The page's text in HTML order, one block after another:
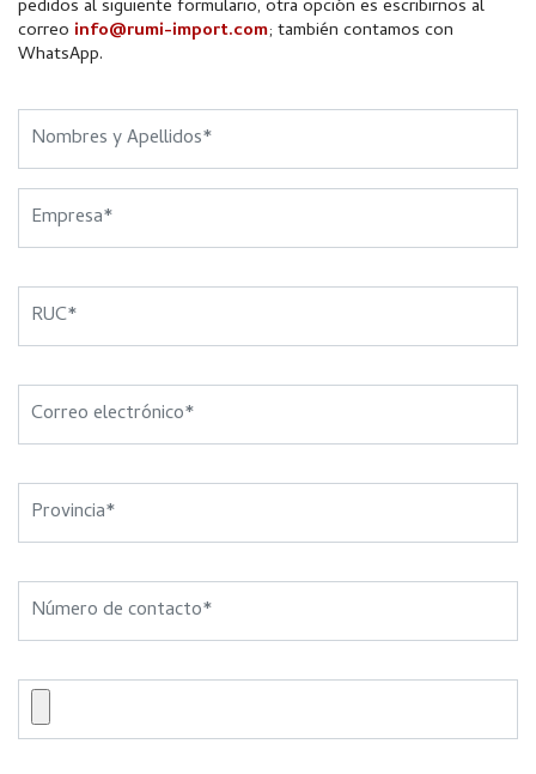
pedidos al siguiente formulario, otra opción es escribirnos al
correo info@rumi-import.com; también contamos con
WhatsApp.